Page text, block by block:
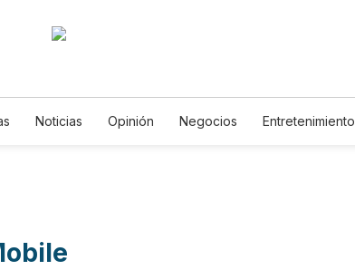
Noticias Opinión Negocios Entretenimiento